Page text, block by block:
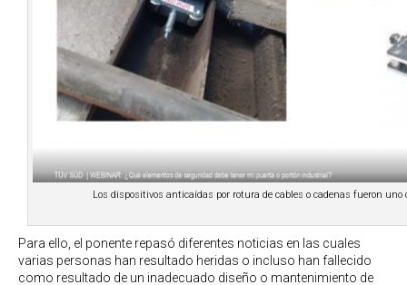
Los dispositivos anticaídas por rotura de cables o cadenas fueron
Para ello, el ponente repasó diferentes noticias en las cuales
varias personas han resultado heridas o incluso han fallecido
como resultado de un inadecuado diseño o mantenimiento de